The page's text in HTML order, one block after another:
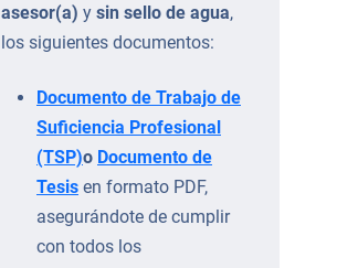
asesor(a) y sin sello de agua,
los siguientes documentos:
Documento de Trabajo de
Suficiencia Profesional
(TSP)o Documento de
Tesis en formato PDF,
asegurándote de cumplir
con todos los